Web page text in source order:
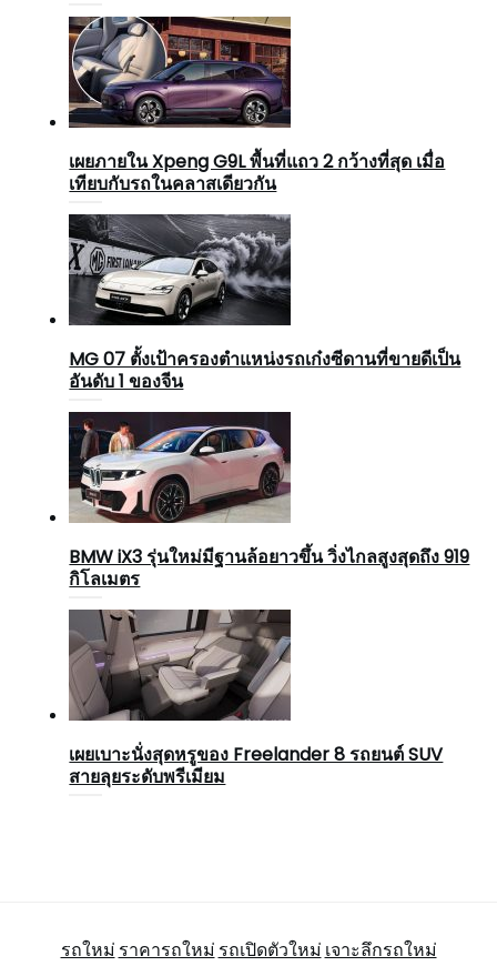
เผยภายใน Xpeng G9L พื้นที่แถว 2 กว้างที่สุด เมื่อ
เทียบกับรถในคลาสเดียวกัน
MG 07 ตั้งเป้าครองตำแหน่งรถเก๋งซีดานที่ขายดีเป็น
อันดับ 1 ของจีน
BMW iX3 รุ่นใหม่มีฐานล้อยาวขึ้น วิ่งไกลสูงสุดถึง 919
กิโลเมตร
เผยเบาะนั่งสุดหรูของ Freelander 8 รถยนต์ SUV
สายลุยระดับพรีเมียม
รถใหม่ ราคารถใหม่ รถเปิดตัวใหม่ เจาะลึกรถใหม่